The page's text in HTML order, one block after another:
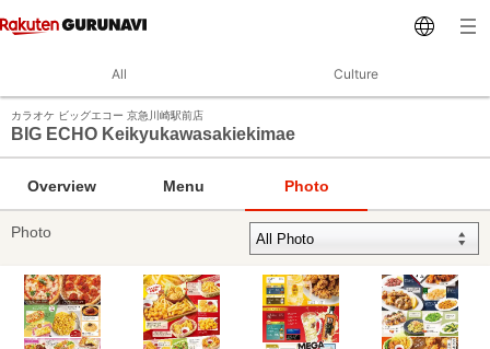
All Culture
カラオケ ビッグエコー 京急川崎駅前店
BIG ECHO Keikyukawasakiekimae
Overview Menu Photo
Photo